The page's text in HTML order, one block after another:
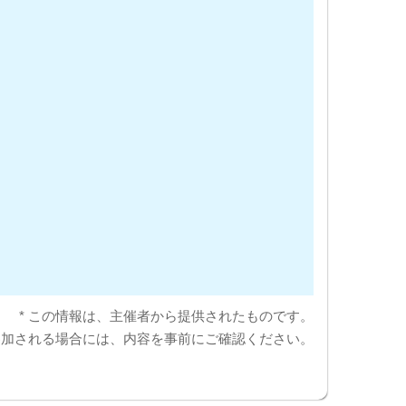
* この情報は、主催者から提供されたものです。
される場合には、内容を事前にご確認ください。